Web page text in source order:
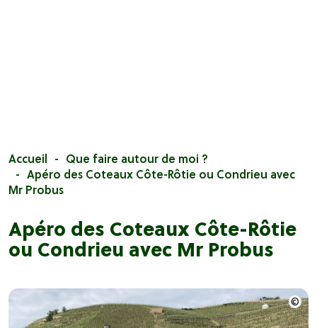
Accueil
Que faire autour de moi ?
Apéro des Coteaux Côte-Rôtie ou Condrieu avec
Mr Probus
Apéro des Coteaux Côte-Rôtie
ou Condrieu avec Mr Probus